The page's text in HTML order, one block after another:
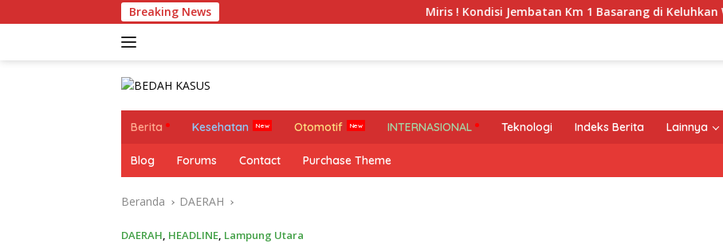
ke
Breaking News Miris ! Kondisi Jembatan Km 1 Basarang di Keluhkan Warga
Berita Kesehatan Otomotif INTERNASIONAL Teknologi Indeks Berita Lainnya
Blog Forums Contact Purchase Theme
Beranda DAERAH
DAERAH, HEADLINE, Lampung Utara